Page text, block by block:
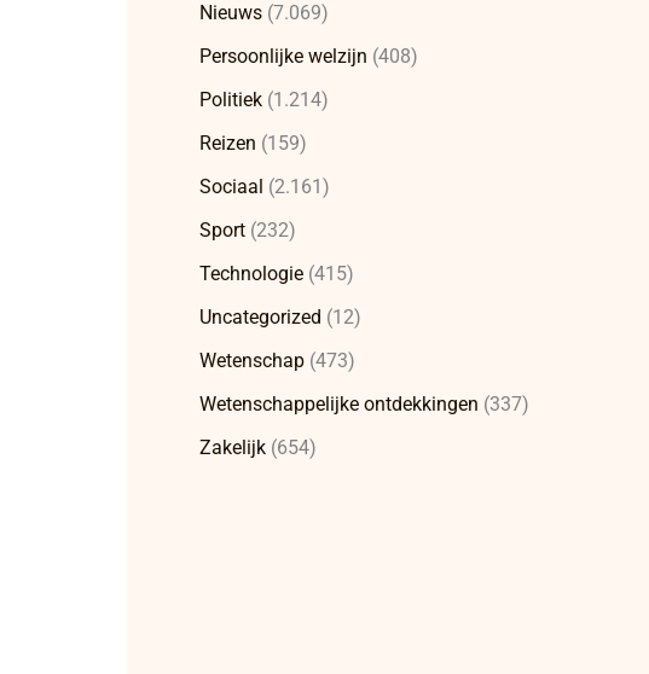
Nieuws (7.069)
Persoonlijke welzijn (408)
Politiek (1.214)
Reizen (159)
Sociaal (2.161)
Sport (232)
Technologie (415)
Uncategorized (12)
Wetenschap (473)
Wetenschappelijke ontdekkingen (337)
Zakelijk (654)